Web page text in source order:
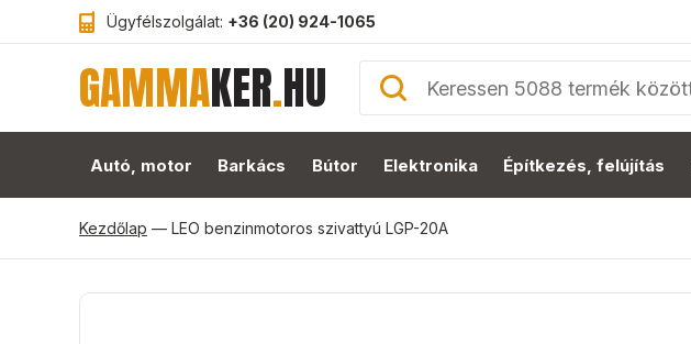
Ügyfélszolgálat: +36 (20) 924-1065
GAMMAKER.HU
Autó, motor Barkács Bútor Elektronika Építkezés, felújítás
Kezdőlap — LEO benzinmotoros szivattyú LGP-20A